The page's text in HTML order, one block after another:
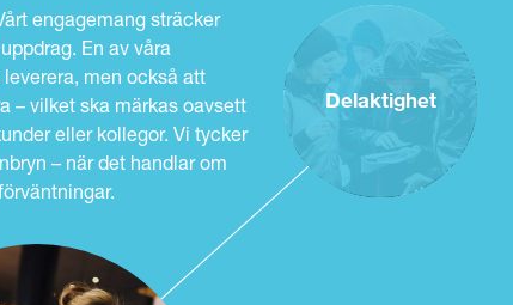
engagemang sträcker
En av våra
men också att
– vilket ska märkas oavsett
eller kollegor. Vi tycker
– när det handlar om
Delaktighet